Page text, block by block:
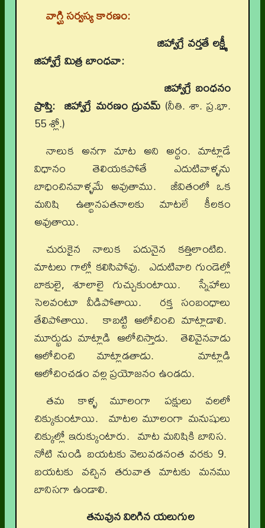
వాగ్ఘి సర్వస్య కారణం:
జిహ్వాగ్రే వర్తతే లక్ష్మీ
జిహ్వాగ్రే మిత్ర బాంధవా:
జిహ్వాగ్రే బంధనం
ప్రాప్తి: జిహ్వాగ్రే మరణం ద్రువమ్‌ (నీతి. శా. ప్ర.భా.
55 శ్లో.)
నాలుక అనగా మాట అని అర్థం. మాట్లాడే
విధానం తెలియకపోతే ఎదుటివాళ్ళను
బాధించినవాళ్ళమే అవుతాము. జీవితంలో ఒక
మనిషి ఉత్థానపతనాలకు మాటలే కీలకం
అవుతాయి.
చురుకైన నాలుక పదునైన కత్తిలాంటిది.
మాటలు గాల్లో కలిసిపోవు. ఎదుటివారి గుండెల్లో
బాకులై, శూలాలై గుచ్చుకుంటాయి. స్నేహాలు
సెలవంటూ వీడిపోతాయి. రక్త సంబంధాలు
తేలిపోతాయి. కాబట్టి ఆలోచించి మాట్లాడాలి.
మూర్ఖుడు మాట్లాడి ఆలోచిస్తాడు. తెలివైనవాడు
ఆలోచించి మాట్లాడతాడు. మాట్లాడి
ఆలోచించడం వల్ల ప్రయోజనం ఉండదు.
తమ కాళ్ళ మూలంగా పక్షులు వలలో
చిక్కుకుంటాయి. మాటల మూలంగా మనుషులు
చిక్కుల్లో ఇరుక్కుంటారు. మాట మనిషికి బానిస.
నోటి నుండి బయటకు వెలువడనంత వరకు 9.
బయటకు వచ్చిన తరువాత మాటకు మనము
బానిసగా ఉండాలి.
తనువున విరిగిన యలుగుల